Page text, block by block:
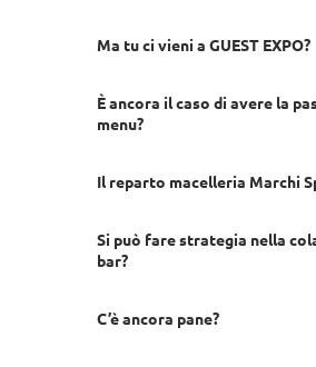
Ma tu ci vieni a GUEST EXPO?
È ancora il caso di avere la
menu?
Il reparto macelleria Marchi
Si può fare strategia nella
bar?
C’è ancora pane?